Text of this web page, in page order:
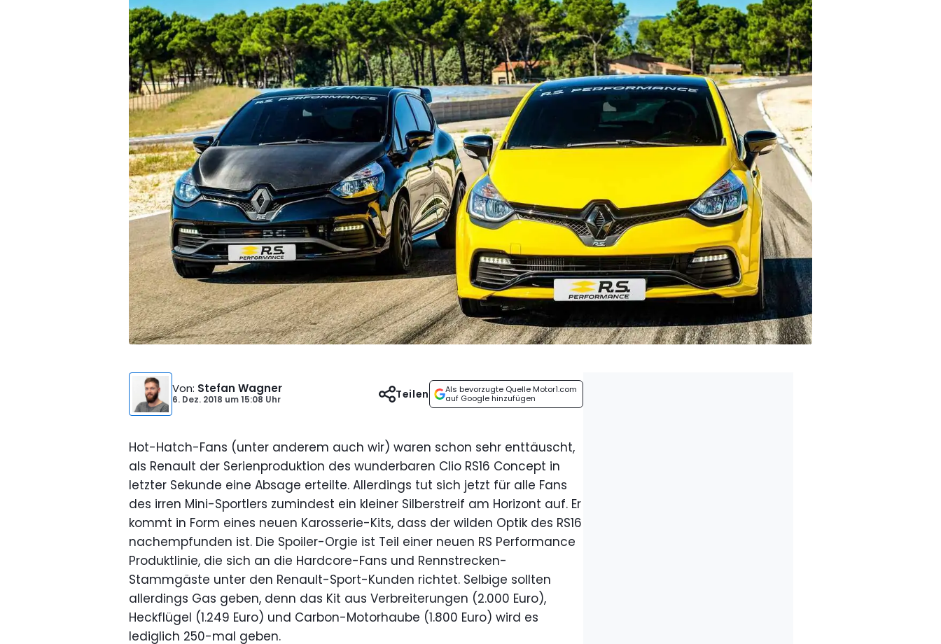
Von: Stefan Wagner
6. Dez. 2018 um15:08 Uhr
Als bevorzugte Quelle Motor1.com
auf Google hinzufügen
Teilen
Hot-Hatch-Fans (unter anderem auch wir) waren schon sehr enttäuscht,
als Renault der Serienproduktion des wunderbaren Clio RS16 Concept in
letzter Sekunde eine Absage erteilte. Allerdings tut sich jetzt für alle Fans
des irren Mini-Sportlers zumindest ein kleiner Silberstreif am Horizont auf. Er
kommt in Form eines neuen Karosserie-Kits, dass der wilden Optik des RS16
nachempfunden ist. Die Spoiler-Orgie ist Teil einer neuen RS Performance
Produktlinie, die sich an die Hardcore-Fans und Rennstrecken-
Stammgäste unter den Renault-Sport-Kunden richtet. Selbige sollten
allerdings Gas geben, denn das Kit aus Verbreiterungen (2.000 Euro),
Heckflügel (1.249 Euro) und Carbon-Motorhaube (1.800 Euro) wird es
lediglich 250-mal geben.